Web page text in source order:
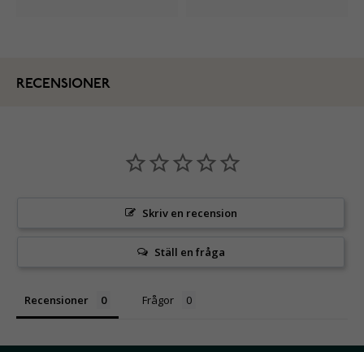
RECENSIONER
Skriv en recension
Ställ en fråga
Recensioner Frågor